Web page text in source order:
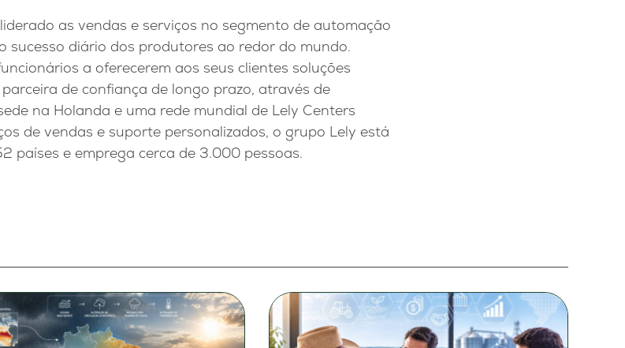
as vendas e serviços no segmento de automação
sucesso diário dos produtores ao redor do mundo.
a oferecerem aos seus clientes soluções
de confiança de longo prazo, através de
na Holanda e uma rede mundial de Lely Centers
de vendas e suporte personalizados, o grupo Lely está
países e emprega cerca de 3.000 pessoas.